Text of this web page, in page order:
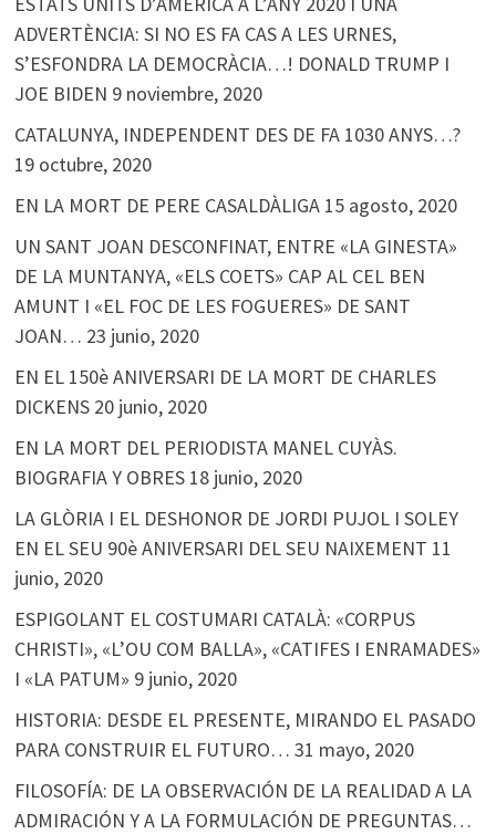
ADVERTÈNCIA: SI NO ES FA CAS A LES URNES,
S’ESFONDRA LA DEMOCRÀCIA…! DONALD TRUMP I
JOE BIDEN 9 noviembre, 2020
CATALUNYA, INDEPENDENT DES DE FA 1030 ANYS…?
19 octubre, 2020
EN LA MORT DE PERE CASALDÀLIGA 15 agosto, 2020
UN SANT JOAN DESCONFINAT, ENTRE «LA GINESTA»
DE LA MUNTANYA, «ELS COETS» CAP AL CEL BEN
AMUNT I «EL FOC DE LES FOGUERES» DE SANT
JOAN… 23 junio, 2020
EN EL 150è ANIVERSARI DE LA MORT DE CHARLES
DICKENS 20 junio, 2020
EN LA MORT DEL PERIODISTA MANEL CUYÀS.
BIOGRAFIA Y OBRES 18 junio, 2020
LA GLÒRIA I EL DESHONOR DE JORDI PUJOL I SOLEY
EN EL SEU 90è ANIVERSARI DEL SEU NAIXEMENT 11
junio, 2020
ESPIGOLANT EL COSTUMARI CATALÀ: «CORPUS
CHRISTI», «L’OU COM BALLA», «CATIFES I ENRAMADES»
I «LA PATUM» 9 junio, 2020
HISTORIA: DESDE EL PRESENTE, MIRANDO EL PASADO
PARA CONSTRUIR EL FUTURO… 31 mayo, 2020
FILOSOFÍA: DE LA OBSERVACIÓN DE LA REALIDAD A LA
ADMIRACIÓN Y A LA FORMULACIÓN DE PREGUNTAS…